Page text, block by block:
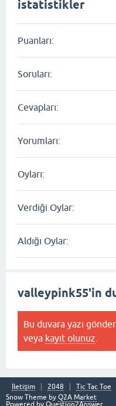
istatistikler
Puanları:
Soruları:
Cevapları:
Yorumları:
Oyları:
Verdiği Oylar:
Aldığı Oylar:
valleypink55'in
Bu duvara yazı
veya kayıt olunuz
İletişim 2048 Tic Tac Toe
Snow Theme by Q2A Market
Powered by Question2Answer